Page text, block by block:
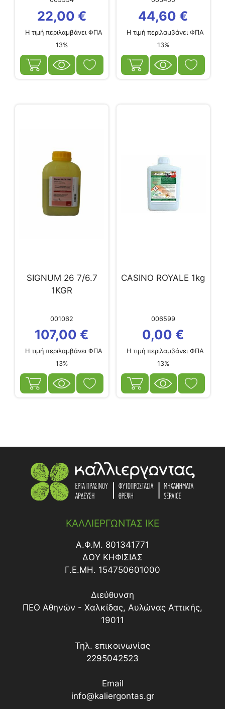
22,00 €
Η τιμή περιλαμβάνει ΦΠΑ
13%
44,60 €
Η τιμή περιλαμβάνει ΦΠΑ
13%
SIGNUM 26 7/6.7
1KGR
001062
107,00 €
Η τιμή περιλαμβάνει ΦΠΑ
13%
CASINO ROYALE 1kg
006599
0,00 €
Η τιμή περιλαμβάνει ΦΠΑ
13%
ΚΑΛΛΙΕΡΓΩΝΤΑΣ ΙΚΕ
Α.Φ.Μ. 801341771
ΔΟY ΚΗΦΙΣΙΑΣ
Γ.Ε.ΜΗ. 154750601000
Διεύθυνση
ΠΕΟ Αθηνών - Χαλκίδας, Αυλώνας Αττικής,
19011
Τηλ. επικοινωνίας
2295042523
Email
info@kaliergontas.gr